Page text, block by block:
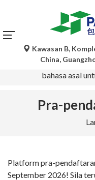
Terjemahan automatik
rujukan sahaja dan
bahasa asal
Kawasan B,
China,
Pra-
Platform pra-
September 2026! Sila